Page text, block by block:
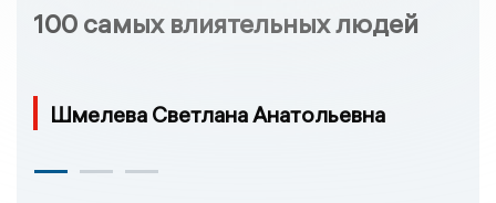
100 самых влиятельных людей
Шмелева Светлана Анатольевна